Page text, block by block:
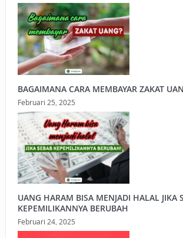
BAGAIMANA CARA MEMBAYAR ZAKAT
Februari 25, 2025
UANG HARAM BISA MENJADI HALAL JIKA
KEPEMILIKANNYA BERUBAH
Februari 24, 2025